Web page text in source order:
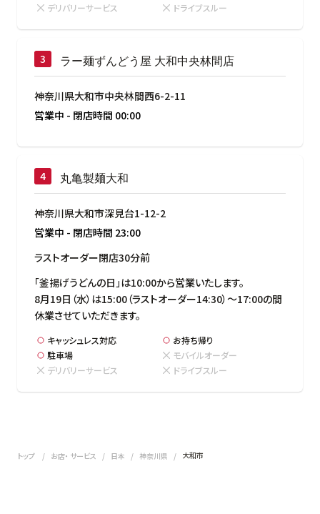
デリバリーサービス
ドライブスルー
ラー麺ずんどう屋 大和中央林間店
神奈川県大和市中央林間西6-2-11
営業中 - 閉店時間 00:00
丸亀製麺大和
神奈川県大和市深見台1-12-2
営業中 - 閉店時間 23:00
ラストオーダー閉店30分前
「釜揚げうどんの日」は10:00から営業いたします。
8月19日（水）は15:00（ラストオーダー14:30）～17:00の間
休業させていただきます。
キャッシュレス対応
お持ち帰り
駐車場
モバイルオーダー
デリバリーサービス
ドライブスルー
トップ お店・ サービス 日本 神奈川県 大和市